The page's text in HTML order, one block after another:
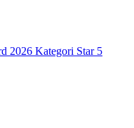
2026 Kategori Star 5